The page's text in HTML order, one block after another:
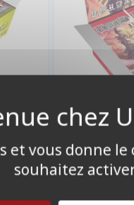
et vous donne
souhaitez